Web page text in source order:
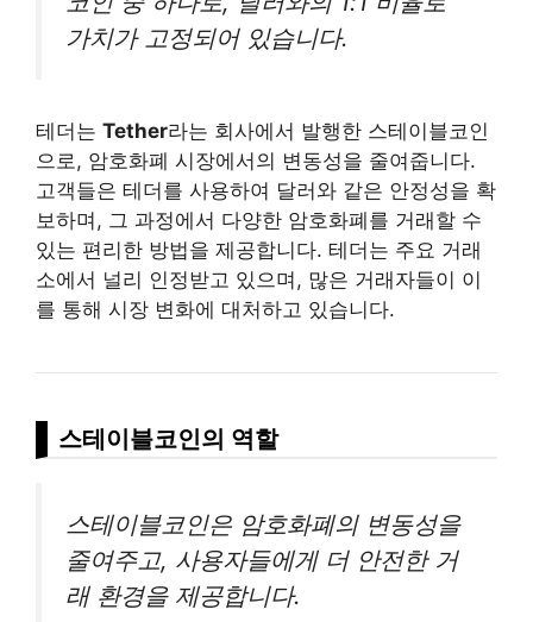
가치가 고정되어 있습니다.
테더는 Tether라는 회사에서 발행한 스테이블코인
으로, 암호화폐 시장에서의 변동성을 줄여줍니다.
고객들은 테더를 사용하여 달러와 같은 안정성을 확
보하며, 그 과정에서 다양한 암호화폐를 거래할 수
있는 편리한 방법을 제공합니다. 테더는 주요 거래
소에서 널리 인정받고 있으며, 많은 거래자들이 이
를 통해 시장 변화에 대처하고 있습니다.
스테이블코인의 역할
스테이블코인은 암호화폐의 변동성을
줄여주고, 사용자들에게 더 안전한 거
래 환경을 제공합니다.